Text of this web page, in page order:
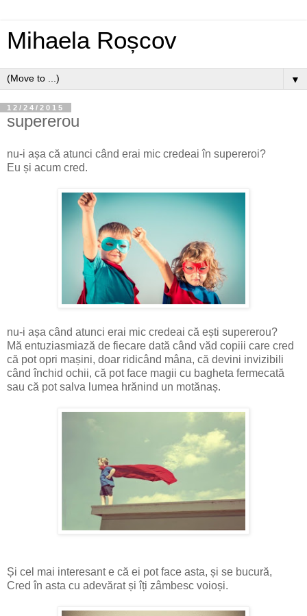
Mihaela Roșcov
▼
12/24/2015
supererou
nu-i așa că atunci când erai mic credeai în supereroi?
Eu și acum cred.
nu-i așa când atunci erai mic credeai că ești supererou?
Mă entuziasmiază de fiecare dată când văd copiii care cred
că pot opri mașini, doar ridicând mâna, că devini invizibili
când închid ochii, că pot face magii cu bagheta fermecată
sau că pot salva lumea hrănind un motănaș.
Și cel mai interesant e că ei pot face asta, și se bucură,
Cred în asta cu adevărat și îți zâmbesc voioși.